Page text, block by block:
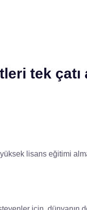
tek çatı
lisans eğitimi